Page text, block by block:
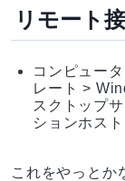
リモート
コンピュー
レート >
スクトップ
ションホス
これをやっとか